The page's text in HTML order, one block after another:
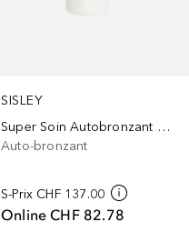
SISLEY
Super Soin Autobronzant Visage
Auto-bronzant
S-Prix CHF 137.00
Online CHF 82.78